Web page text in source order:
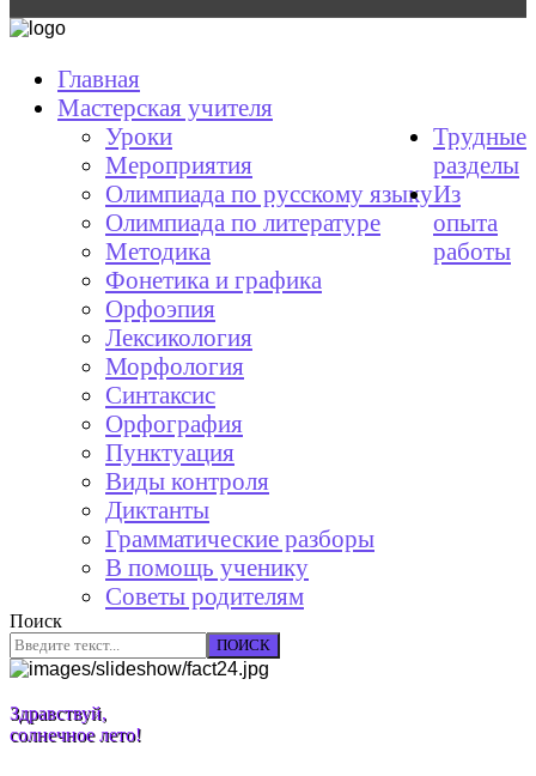
Главная
Мастерская учителя
Уроки
Мероприятия
Олимпиада по русскому языку
Олимпиада по литературе
Методика
Трудные
разделы
Фонетика и графика
Орфоэпия
Лексикология
Морфология
Синтаксис
Орфография
Пунктуация
Из
опыта
работы
Виды контроля
Диктанты
Грамматические разборы
В помощь ученику
Советы родителям
Поиск
ПОИСК
Здравствуй,
солнечное лето!